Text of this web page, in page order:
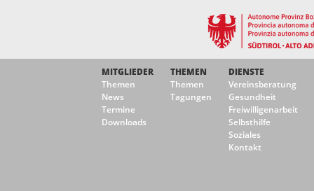
MITGLIEDER
Themen
News
Termine
Downloads
THEMEN
Themen
Tagungen
DIENSTE
Vereinsberatung
Gesundheit
Freiwilligenarbeit
Selbsthilfe
Soziales
Kontakt